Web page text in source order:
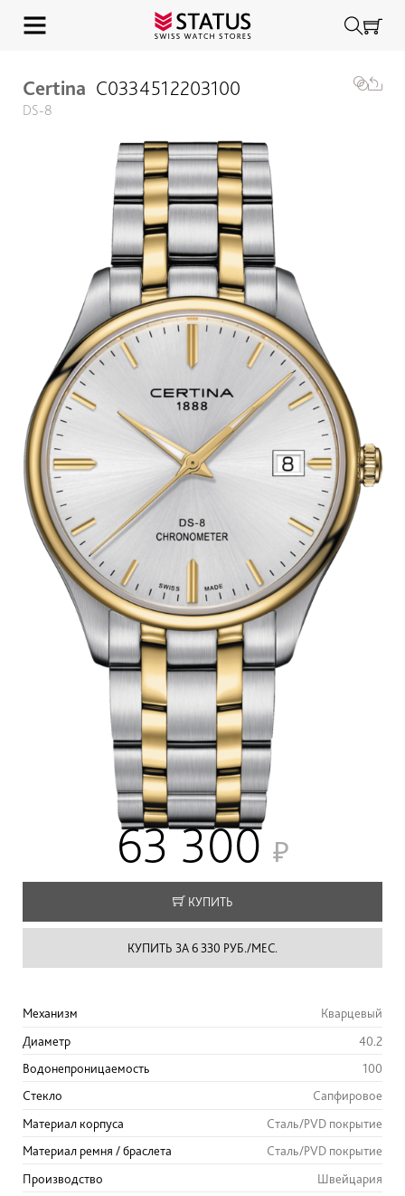
Certina C0334512203100
DS-8
63 300
КУПИТЬ
КУПИТЬ ЗА 6 330 РУБ./МЕС.
Механизм
Кварцевый
Диаметр
40.2
Водонепроницаемость
100
Стекло
Сапфировое
Материал корпуса
Сталь/PVD покрытие
Материал ремня / браслета
Сталь/PVD покрытие
Производство
Швейцария